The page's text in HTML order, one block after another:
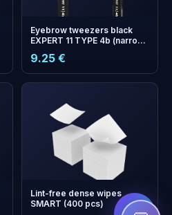
Eyebrow tweezers black
EXPERT 11 TYPE 4b (narrow
9.25 €
Lint-free dense wipes
SMART (400 pcs)
bonus points